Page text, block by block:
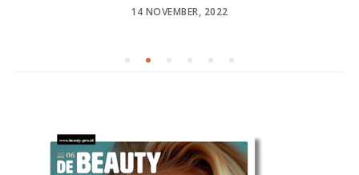
POSTED
14 NOVEMBER, 2022